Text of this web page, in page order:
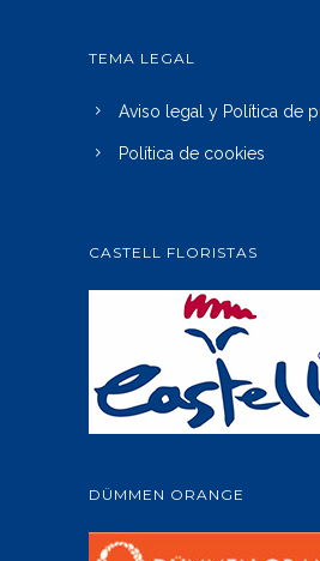
TEMA LEGAL
Aviso legal y Política de
Política de cookies
CASTELL FLORISTAS
DÜMMEN ORANGE